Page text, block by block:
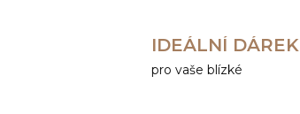
IDEÁLNÍ DÁREK
pro vaše blízké